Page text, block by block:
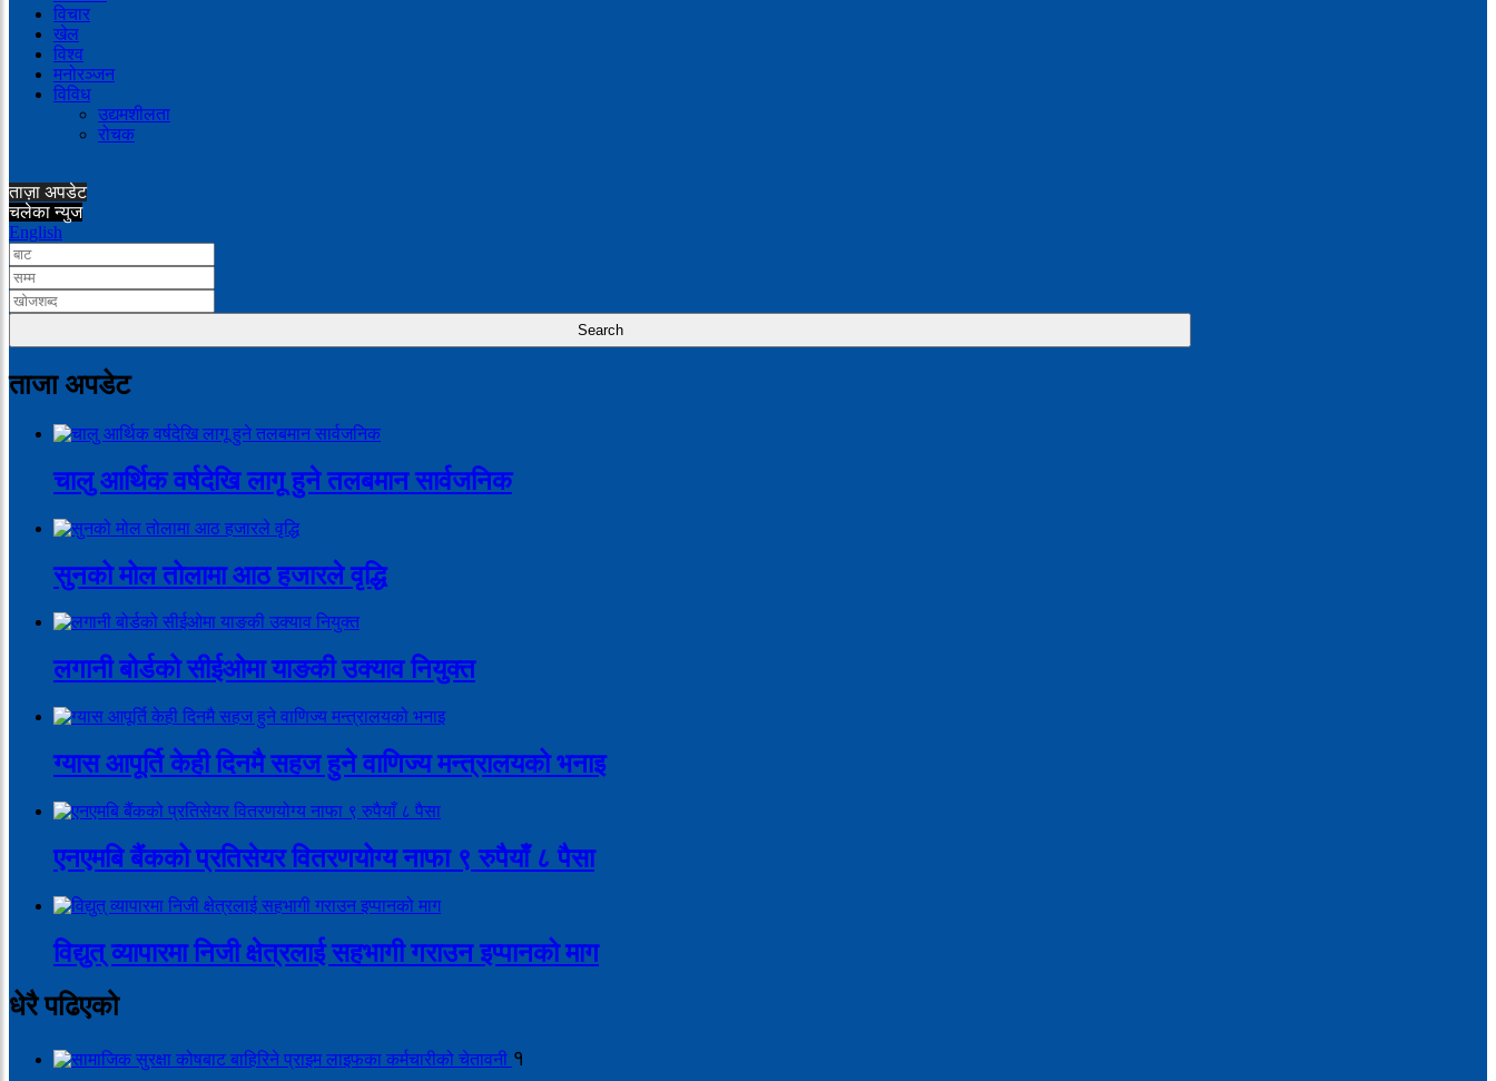
विचार
खेल
विश्व
मनोरञ्जन
विविध
उद्यमशीलता
रोचक
ताज़ा अपडेट
चलेका न्युज
English
ताजा अपडेट
चालु आर्थिक वर्षदेखि लागू हुने तलबमान सार्वजनिक
सुनको मोल तोलामा आठ हजारले वृद्धि
लगानी बोर्डको सीईओमा याङकी उक्याव नियुक्त
ग्यास आपूर्ति केही दिनमै सहज हुने वाणिज्य मन्त्रालयको भनाइ
एनएमबि बैंकको प्रतिसेयर वितरणयोग्य नाफा ९ रुपैयाँ ८ पैसा
विद्युत् व्यापारमा निजी क्षेत्रलाई सहभागी गराउन इप्पानको माग
धेरै पढिएको
१